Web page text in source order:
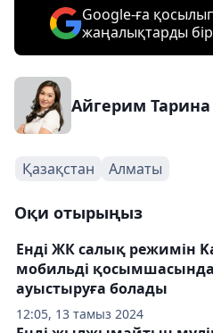
Google-ға
жаңалықтарды
Айгерим Тарина
Қазақстан Алматы
Оқи отырыңыз
12:05, 13 тамыз 2024
Енді ЖК салық режимін
мобильді қосымшасында
ауыстыруға болады